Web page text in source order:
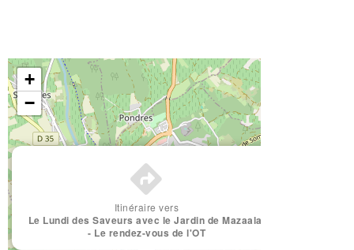
Itinéraire vers
Le Lundi des Saveurs avec le Jardin de Mazaalaï
- Le rendez-vous de l'OT
+
−